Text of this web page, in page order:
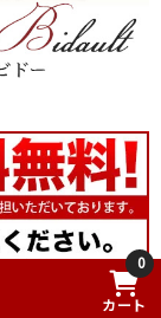
0
カート